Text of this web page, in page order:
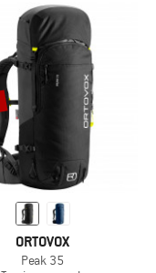
ORTOVOX
Peak 35